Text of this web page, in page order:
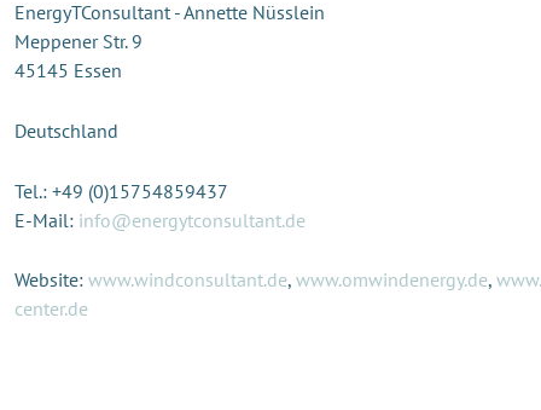
EnergyTConsultant - Annette Nüsslein
Meppener Str. 9
45145 Essen
Deutschland
Tel.: +49 (0)15754859437
E-Mail: info@energytconsultant.de
Website: www.windconsultant.de, www.omwindenergy.de,
center.de